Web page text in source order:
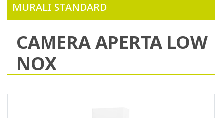
MURALI STANDARD
CAMERA APERTA LOW
NOX